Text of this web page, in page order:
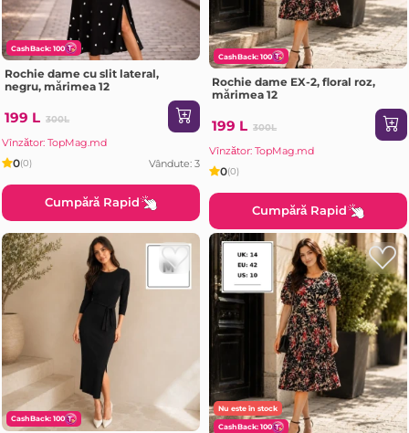
CashBack: 100
Rochie dame cu slit lateral,
negru, mărimea 12
199 L 300L
Vînzător: TopMag.md
0(0) Vândute: 3
Cumpără Rapid
CashBack: 100
Rochie dame EX-2, floral roz,
mărimea 12
199 L 300L
Vînzător: TopMag.md
0(0)
Cumpără Rapid
CashBack: 100
Nu este în stock
CashBack: 100